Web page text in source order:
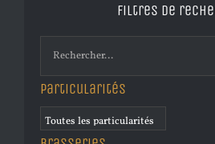
Filtres de
Particularités